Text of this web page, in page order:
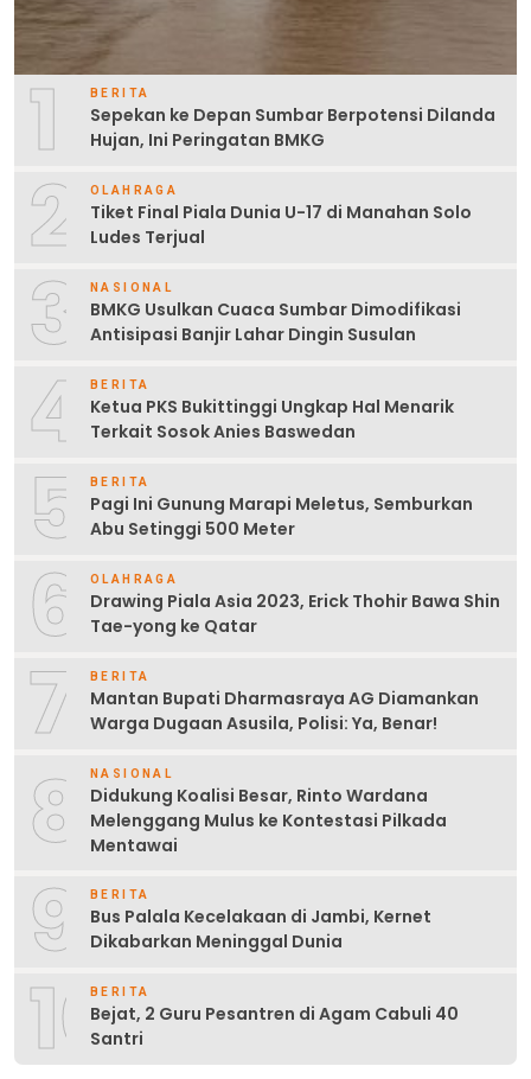
1 BERITA
Sepekan ke Depan Sumbar Berpotensi Dilanda
Hujan, Ini Peringatan BMKG
2 OLAHRAGA
Tiket Final Piala Dunia U-17 di Manahan Solo
Ludes Terjual
3 NASIONAL
BMKG Usulkan Cuaca Sumbar Dimodifikasi
Antisipasi Banjir Lahar Dingin Susulan
4 BERITA
Ketua PKS Bukittinggi Ungkap Hal Menarik
Terkait Sosok Anies Baswedan
5 BERITA
Pagi Ini Gunung Marapi Meletus, Semburkan
Abu Setinggi 500 Meter
6 OLAHRAGA
Drawing Piala Asia 2023, Erick Thohir Bawa Shin
Tae-yong ke Qatar
7 BERITA
Mantan Bupati Dharmasraya AG Diamankan
Warga Dugaan Asusila, Polisi: Ya, Benar!
8 NASIONAL
Didukung Koalisi Besar, Rinto Wardana
Melenggang Mulus ke Kontestasi Pilkada
Mentawai
9 BERITA
Bus Palala Kecelakaan di Jambi, Kernet
Dikabarkan Meninggal Dunia
10BERITA
Bejat, 2 Guru Pesantren di Agam Cabuli 40
Santri